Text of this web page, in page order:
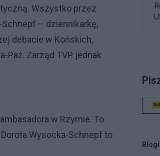
Wszystko przez
– dziennikarkę,
debacie w Końskich,
Paź. Zarząd TVP jednak
w Rzymie. To
Wysocka-Schnepf to